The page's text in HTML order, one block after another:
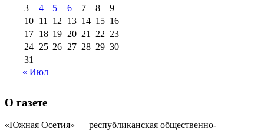
3
4 5 6 7 8
9
10 11 12 13 14 15 16
17 18 19 20 21 22 23
24 25 26 27 28 29 30
31
« Июл
О газете
«Южная Осетия» — республиканская общественно-